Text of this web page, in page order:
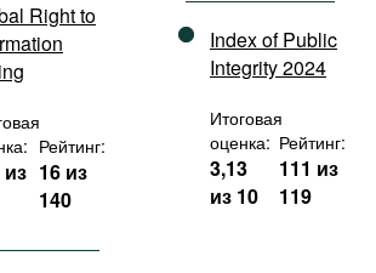
Right to
из
Рейтинг:
16 из
140
Index of Public
Integrity 2024
Итоговая
оценка:
3,13
из 10
Рейтинг:
111 из
119